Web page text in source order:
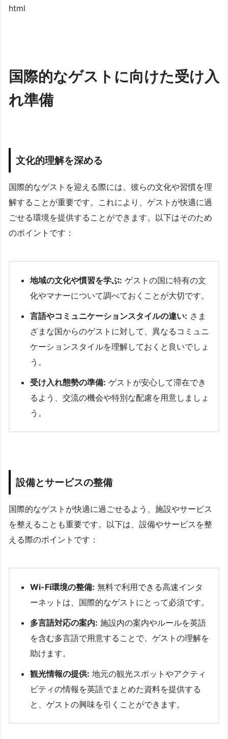
html
国際的なゲストに向けた受け入
れ準備
文化的理解を深める
国際的なゲストを迎える際には、彼らの文化や習慣を理
解することが重要です。これにより、ゲストが快適に過
ごせる環境を提供することができます。以下はそのため
のポイントです：
地域の文化や慣習を学ぶ: ゲストの国に特有の文
化やマナーについて調べておくことが大切です。
言語やコミュニケーションスタイルの違い: さま
ざまな国からのゲストに対して、異なるコミュニ
ケーションスタイルを理解しておくと良いでしょ
う。
受け入れ態勢の準備: ゲストが安心して滞在でき
るよう、交流の機会や特別な配慮を用意しましょ
う。
設備とサービスの整備
国際的なゲストが快適に過ごせるよう、施設やサービス
を整えることも重要です。以下は、設備やサービスを整
える際のポイントです：
Wi-Fi環境の整備: 無料で利用できる高速インタ
ーネットは、国際的なゲストにとって必須です。
多言語対応の案内: 施設内の案内やルールを英語
を含む多言語で用意することで、ゲストの理解を
助けます。
観光情報の提供: 地元の観光スポットやアクティ
ビティの情報を英語でまとめた資料を提供する
と、ゲストの興味を引くことができます。